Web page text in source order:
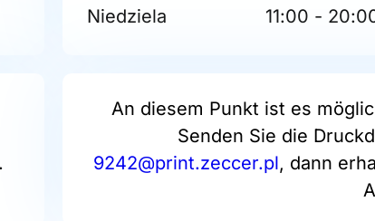
Niedziela
11:00 -
An diesem Punkt ist es
Senden Sie die
9242@print.zeccer.pl, dann